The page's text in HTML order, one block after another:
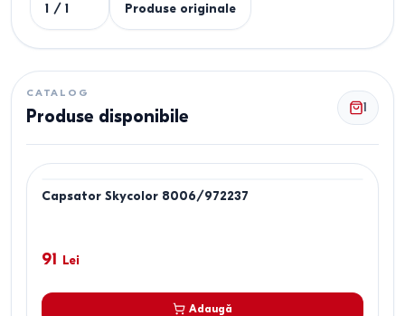
1 / 1 Produse originale
CATALOG
Produse disponibile 1
Capsator Skycolor 8006/972237
91 Lei
Adaugă